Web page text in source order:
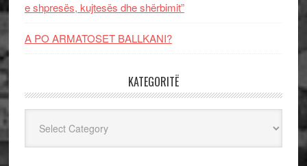
e shpresës, kujtesës dhe shërbimit”
A PO ARMATOSET BALLKANI?
KATEGORITË